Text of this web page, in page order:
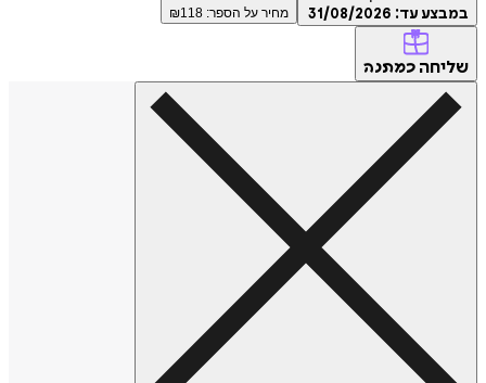
במבצע עד: 31/08/2026 מחיר על הספר: ₪ 118
שליחה כמתנה